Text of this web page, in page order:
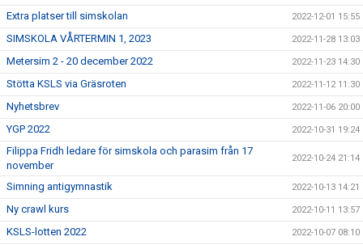
Extra platser till simskolan 2022-12-01 15:55
SIMSKOLA VÅRTERMIN 1, 2023 2022-11-28 13:03
Metersim 2 - 20 december 2022 2022-11-23 14:30
Stötta KSLS via Gräsroten 2022-11-12 11:30
Nyhetsbrev 2022-11-06 20:00
YGP 2022 2022-10-31 19:24
Filippa Fridh ledare för simskola och parasim från 17
november
2022-10-24 21:14
Simning antigymnastik 2022-10-13 14:21
Ny crawl kurs 2022-10-11 13:57
KSLS-lotten 2022 2022-10-07 08:10